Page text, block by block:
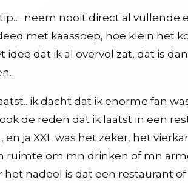
media en praatprogramma's
modernere vormen van beelden
zijn
neem nooit direct al vullende
met kaassoep, hoe klein het
idee dat ik al overvol zat, dat is
ik dacht dat ik enorme fan
de reden dat ik laatst in een
en ja XXL was het zeker, het
ruimte om mn drinken of mn
het nadeel is dat een restaurant